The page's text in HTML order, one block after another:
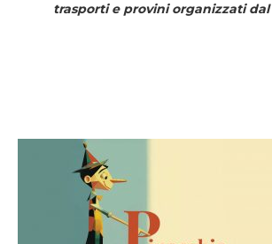
trasporti e provini organizzati dal